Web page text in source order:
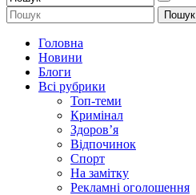
Головна
Новини
Блоги
Всі рубрики
Топ-теми
Кримінал
Здоров’я
Відпочинок
Спорт
На замітку
Рекламні оголошення